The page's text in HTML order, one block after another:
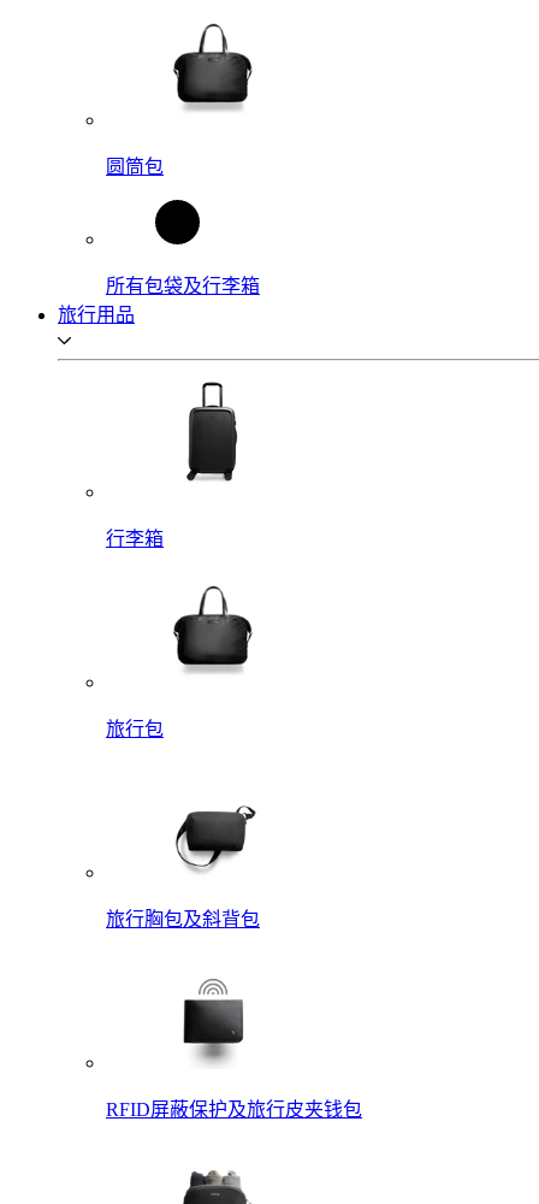
圆筒包
所有包袋及行李箱
旅行用品
行李箱
旅行包
旅行胸包及斜背包
RFID屏蔽保护及旅行皮夹钱包